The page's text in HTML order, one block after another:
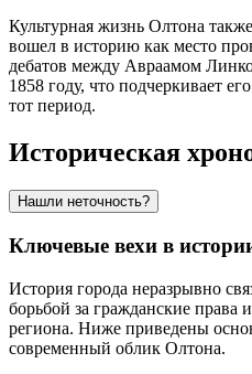
Культурная жизнь Олтона
вошел в историю как место
дебатов между Авраамом
1858 году, что подчеркивает
тот период.
Историческая
Нашли неточность?
Ключевые вехи в
История города неразрывно
борьбой за гражданские
региона. Ниже приведены
современный облик Олтона.